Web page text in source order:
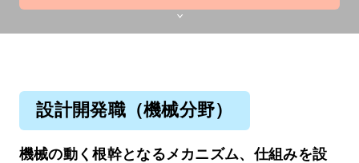
設計開発職（機械分野）
機械の動く根幹となるメカニズム、仕組みを設